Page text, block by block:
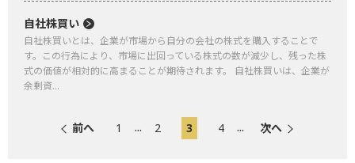
自社株買い
自社株買いとは、企業が市場から自分の会社の株式を購入することで
す。この行為により、市場に出回っている株式の数が減少し、残った株
式の価値が相対的に高まることが期待されます。 自社株買いは、企業が
余剰資...
前へ 1 ... 2 3 4 ... 次へ